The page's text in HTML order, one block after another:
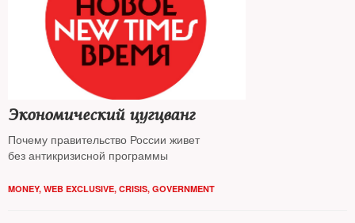
Экономический цугцванг
Почему правительство России живет
без антикризисной программы
MONEY, WEB EXCLUSIVE, CRISIS, GOVERNMENT